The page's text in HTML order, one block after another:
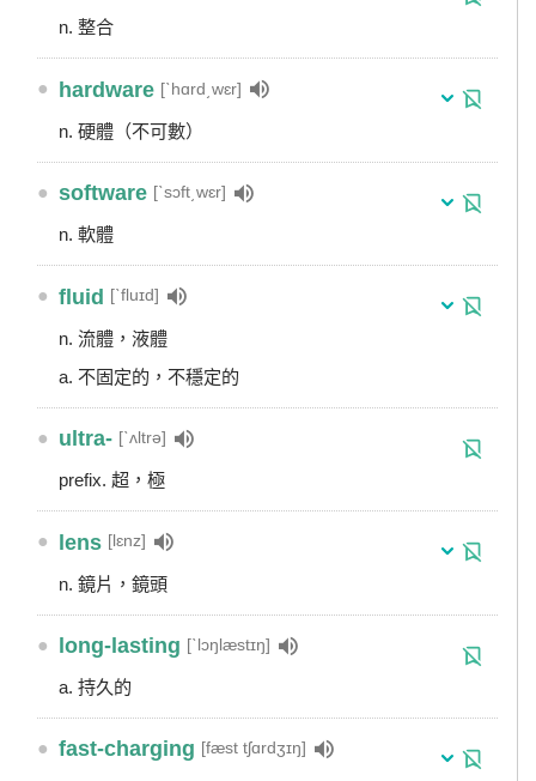
n. 整合
● hardware [ˋhɑrd͵wɛr]
n. 硬體（不可數）
● software [ˋsɔft͵wɛr]
n. 軟體
● fluid [ˋfluɪd]
n. 流體，液體
a. 不固定的，不穩定的
● ultra- [ˋʌltrə]
prefix. 超，極
● lens [lɛnz]
n. 鏡片，鏡頭
● long-lasting [ˋlɔŋlæstɪŋ]
a. 持久的
● fast-charging [fæst tʃɑrdʒɪŋ]